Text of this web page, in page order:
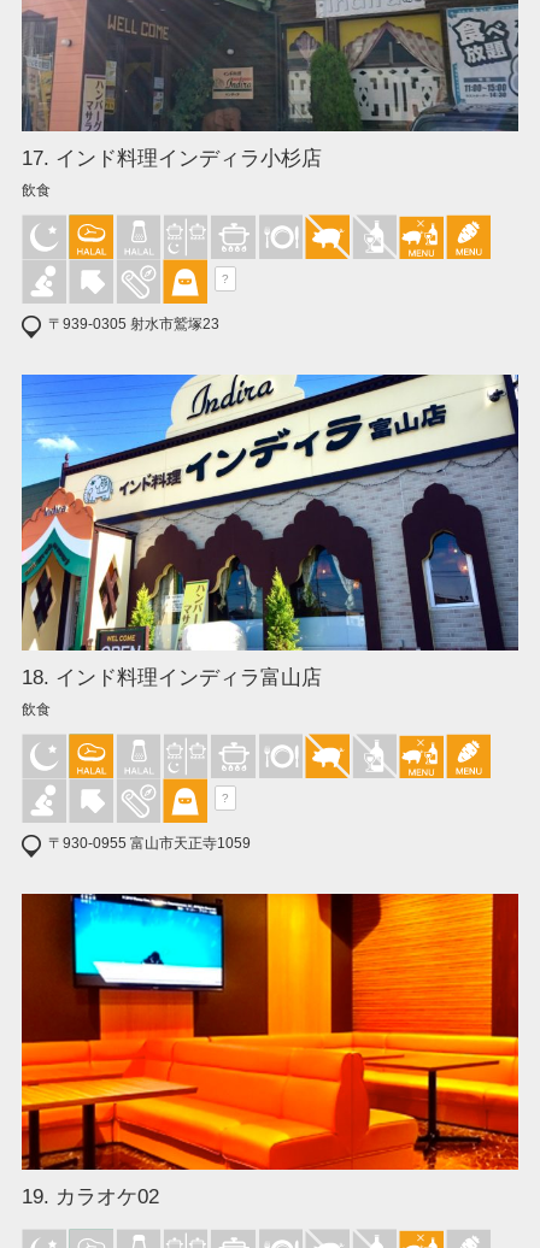
17. インド料理インディラ小杉店
飲食
?
〒939-0305 射水市鷲塚23
18. インド料理インディラ富山店
飲食
?
〒930-0955 富山市天正寺1059
19. カラオケ02